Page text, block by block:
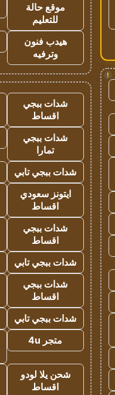
!
موقع حالة
للتعليم
هيدب فنون
وترفيه
شدات ببجي
اقساط
شدات ببجي
تمارا
شدات ببجي تابي
ايتونز سعودي
اقساط
شدات ببجي
اقساط
شدات ببجي تابي
شدات ببجي
اقساط
شدات ببجي تابي
متجر 4u
شحن يلا لودو
اقساط